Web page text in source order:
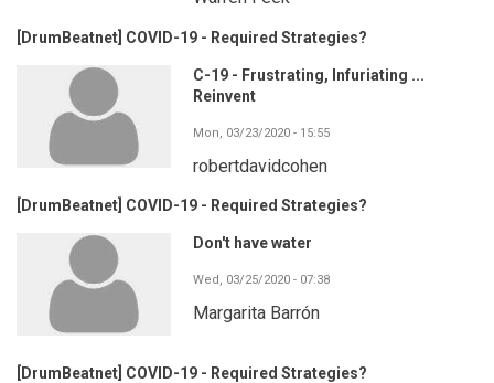
[DrumBeatnet] COVID-19 - Required Strategies?
C-19 - Frustrating, Infuriating ...
Reinvent
Mon, 03/23/2020 - 15:55
robertdavidcohen
[DrumBeatnet] COVID-19 - Required Strategies?
Don't have water
Wed, 03/25/2020 - 07:38
Margarita Barrón
[DrumBeatnet] COVID-19 - Required Strategies?